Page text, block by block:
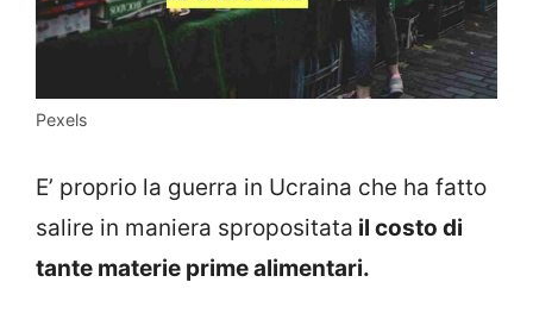
Pexels
E’ proprio la guerra in Ucraina che ha fatto
salire in maniera spropositata il costo di
tante materie prime alimentari.